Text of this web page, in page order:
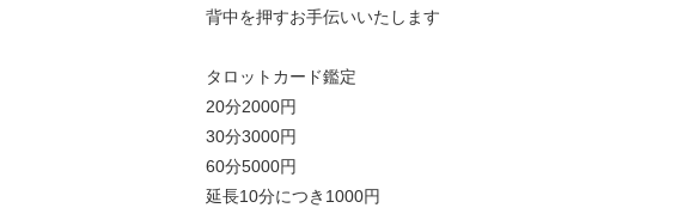
背中を押すお手伝いいたします
タロットカード鑑定
20分2000円
30分3000円
60分5000円
延長10分につき1000円